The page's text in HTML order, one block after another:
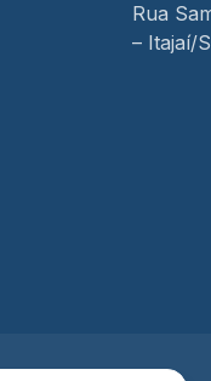
Rua
– Itajaí/